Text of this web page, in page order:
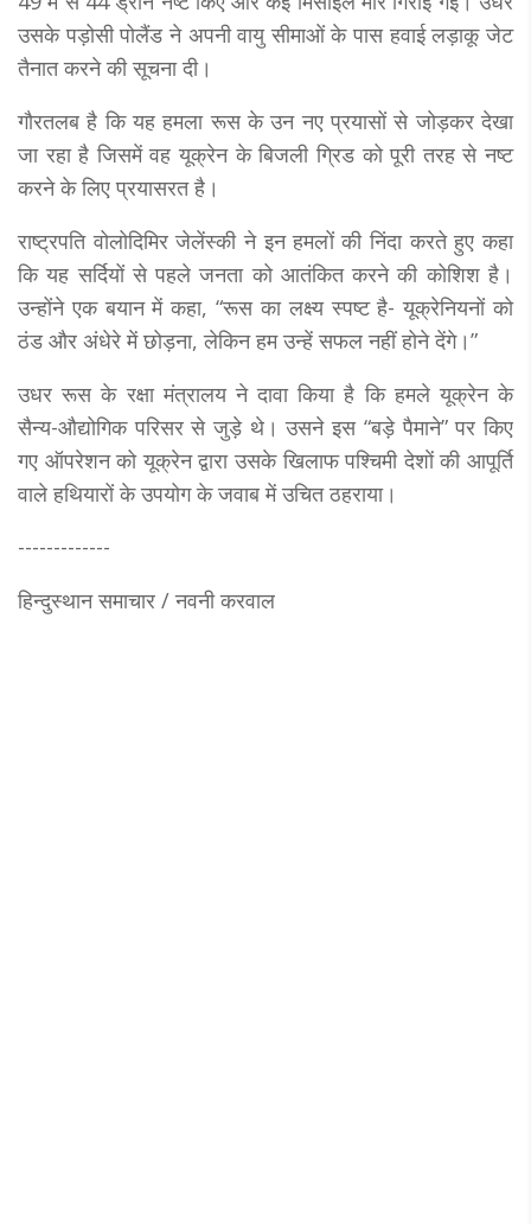
उसके पड़ोसी पोलैंड ने अपनी वायु सीमाओं के पास हवाई लड़ाकू जेट
तैनात करने की सूचना दी।
गाैरतलब है कि यह हमला रूस के उन नए प्रयासों से जाेड़कर देखा
जा रहा है जिसमें वह यूक्रेन के बिजली ग्रिड को पूरी तरह से नष्ट
करने के लिए प्रयासरत है।
राष्ट्रपति वोलोदिमिर जेलेंस्की ने इन हमलों की निंदा करते हुए कहा
कि यह सर्दियों से पहले जनता को आतंकित करने की कोशिश है।
उन्होंने एक बयान में कहा, “रूस का लक्ष्य स्पष्ट है- यूक्रेनियनों को
ठंड और अंधेरे में छोड़ना, लेकिन हम उन्हें सफल नहीं होने देंगे।”
उधर रूस के रक्षा मंत्रालय ने दावा किया है कि हमले यूक्रेन के
सैन्य-औद्योगिक परिसर से जुड़े थे। उसने इस “बड़े पैमाने” पर किए
गए ऑपरेशन को यूक्रेन द्वारा उसके खिलाफ पश्चिमी देशाें की आपूर्ति
वाले हथियारों के उपयोग के जवाब में उचित ठहराया।
-------------
हिन्दुस्थान समाचार / नवनी करवाल